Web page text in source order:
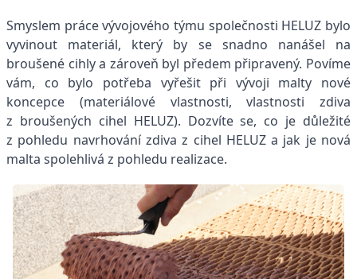
Smyslem práce vývojového týmu společnosti HELUZ bylo
vyvinout materiál, který by se snadno nanášel na
broušené cihly a zároveň byl předem připravený. Povíme
vám, co bylo potřeba vyřešit při vývoji malty nové
koncepce (materiálové vlastnosti, vlastnosti zdiva
z broušených cihel HELUZ). Dozvíte se, co je důležité
z pohledu navrhování zdiva z cihel HELUZ a jak je nová
malta spolehlivá z pohledu realizace.